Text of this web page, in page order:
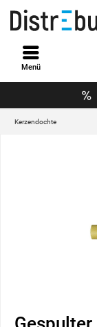
Menü
Kerzendochte